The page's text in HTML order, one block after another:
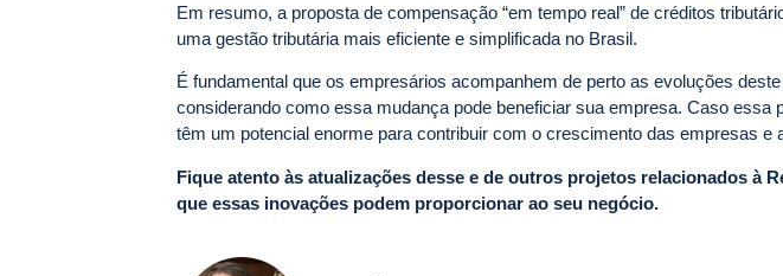
Em resumo, a proposta de compensação “em tempo real” de créditos
uma gestão tributária mais eficiente e simplificada no Brasil.
É fundamental que os empresários acompanhem de perto as evoluções
considerando como essa mudança pode beneficiar sua empresa. Caso essa
têm um potencial enorme para contribuir com o crescimento das empresas e
Fique atento às atualizações desse e de outros projetos relacionados à
que essas inovações podem proporcionar ao seu negócio.